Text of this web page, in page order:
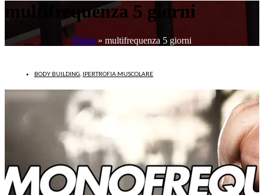
multifrequenza 5 giorni
Home » multifrequenza 5 giorni
BODY BUILDING IPERTROFIA MUSCOLARE